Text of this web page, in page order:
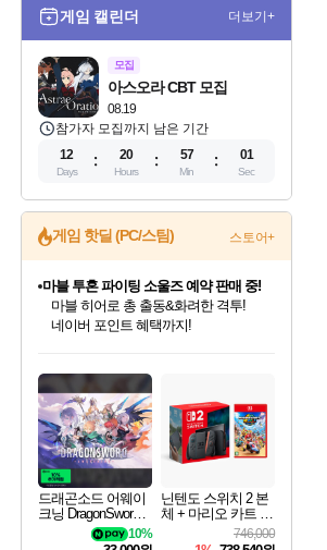
게임 캘린더 더보기+
모집
08.19
아스오라 CBT 모집
참가자 모집까지 남은 기간
12
Days
20
Hours
57
Min
00
Sec
게임 핫딜 (PC/스팀) 스토어+
네이버혜택과 함께 만나보세요!
50%할인&추가 적립까지!
이니&베니 혜택까지!
네이버 혜택가와 함께 예약하세요!
할인&네이버혜택으로 만나보세요!
네이버페이 혜택과 만나보세요!
40주년 프로모션으로 만나보세요!
마블 투혼 파이팅 소울즈 예약 판매 중!
마블 히어로 총 출동&화려한 격투!
네이버 포인트 혜택까지!
캡콤 프렌차이즈 할인 진행 중!
몬헌, 바하 등 인기 IP를
일부 에디션 상시 할인!
혜택으로 예약 판매 중
편안하게 충전하세요
드래곤소드 어웨이
크닝 DragonSword A
10%
닌텐도 스위치 2 본
체 + 마리오 카트 월
746,000